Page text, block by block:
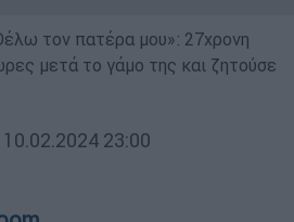
τον πατέρα μου»: 27χρονη
μετά το γάμο της και ζητούσε
10.02.2024 23:00